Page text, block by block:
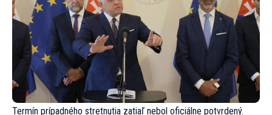
Termín prípadného stretnutia zatiaľ nebol oficiálne potvrdený.